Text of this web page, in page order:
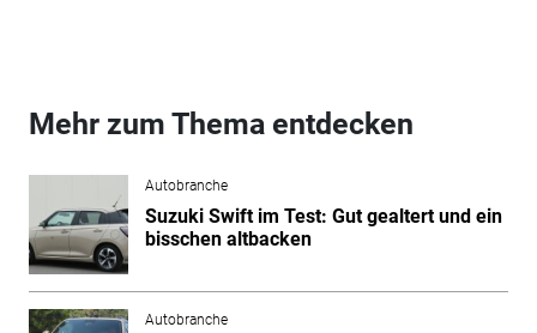
Mehr zum Thema entdecken
Autobranche
Suzuki Swift im Test: Gut gealtert und ein
bisschen altbacken
Autobranche